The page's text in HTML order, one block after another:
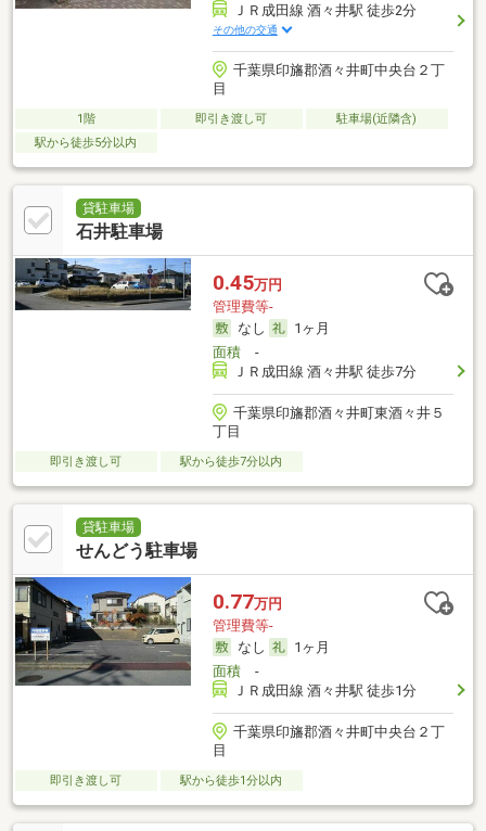
ＪＲ成田線 酒々井駅 徒歩2分
その他の交通
千葉県印旛郡酒々井町中央台２丁
目
1階 即引き渡し可
駐車場(近隣含)
駅から徒歩5分以内
貸駐車場
石井駐車場
0.45万円
管理費等-
なし
1ヶ月
面積-
ＪＲ成田線 酒々井駅 徒歩7分
千葉県印旛郡酒々井町東酒々井５
丁目
即引き渡し可 駅から徒歩7分以内
貸駐車場
せんどう駐車場
0.77万円
管理費等-
なし
1ヶ月
面積-
ＪＲ成田線 酒々井駅 徒歩1分
千葉県印旛郡酒々井町中央台２丁
目
即引き渡し可 駅から徒歩1分以内